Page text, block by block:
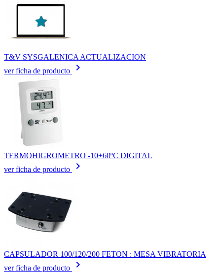
T&V SYSGALENICA ACTUALIZACION
ver ficha de producto
keyboard_arrow_right
TERMOHIGROMETRO -10+60ºC DIGITAL
ver ficha de producto
keyboard_arrow_right
CAPSULADOR 100/120/200 FETON : MESA VIBRATORIA
ver ficha de producto
keyboard_arrow_right